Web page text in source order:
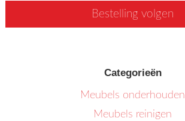
Bestelling volgen
Categorieën
Meubels onderhouden
Meubels reinigen